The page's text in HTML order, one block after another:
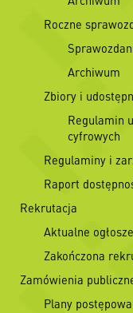
Roczne
Archiwum
Zbiory i
Regulamin
cyfrowych
Regulaminy i
Raport
Rekrutacja
Aktualne
Zakończona
Zamówienia
Plany